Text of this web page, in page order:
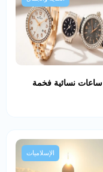
ساعات نسائية فخمة
الإسلاميات